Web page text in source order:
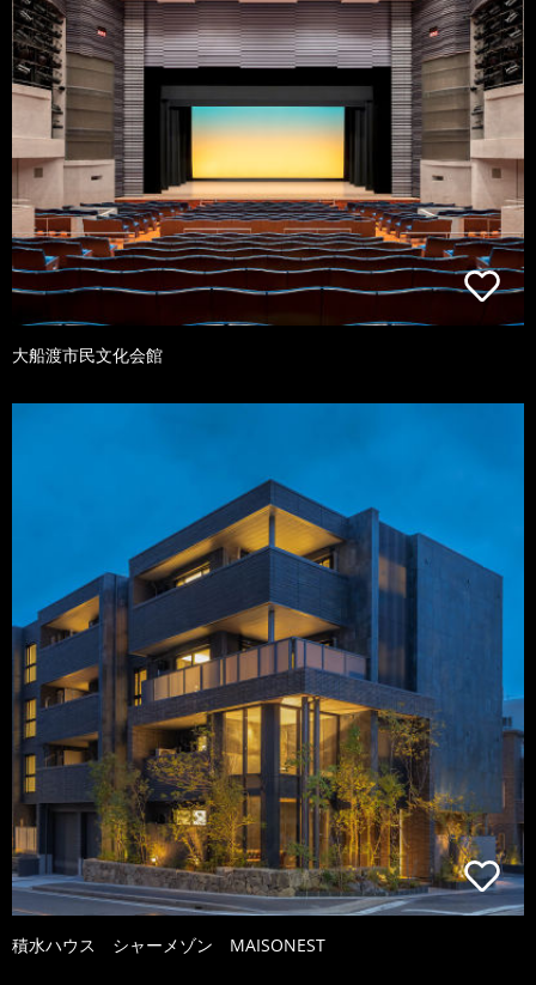
大船渡市民文化会館
積水ハウス シャーメゾン MAISONEST